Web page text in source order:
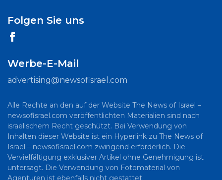
Folgen Sie uns
Werbe-E-Mail
advertising@newsofisrael.com
Alle Rechte an den auf der Website The News of Israel –
newsofisrael.com veröffentlichten Materialien sind nach
israelischem Recht geschützt. Bei Verwendung von
Inhalten dieser Website ist ein Hyperlink zu The News of
Israel – newsofisrael.com zwingend erforderlich. Die
Vervielfältigung exklusiver Artikel ohne Genehmigung ist
untersagt. Die Verwendung von Fotomaterial von
Agenturen ist ebenfalls nicht gestattet.